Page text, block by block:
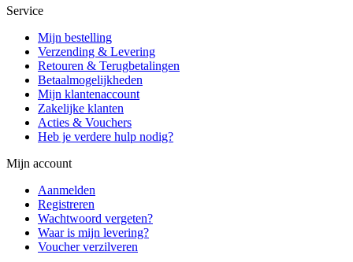
Service
Mijn bestelling
Verzending & Levering
Retouren & Terugbetalingen
Betaalmogelijkheden
Mijn klantenaccount
Zakelijke klanten
Acties & Vouchers
Heb je verdere hulp nodig?
Mijn account
Aanmelden
Registreren
Wachtwoord vergeten?
Waar is mijn levering?
Voucher verzilveren